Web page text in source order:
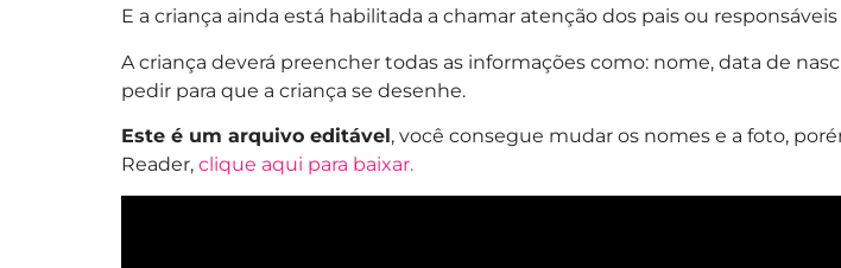
E a criança ainda está habilitada a chamar atenção dos pais ou
A criança deverá preencher todas as informações como: nome, data de
pedir para que a criança se desenhe.
Este é um arquivo editável, você consegue mudar os nomes e a foto,
Reader, clique aqui para baixar.